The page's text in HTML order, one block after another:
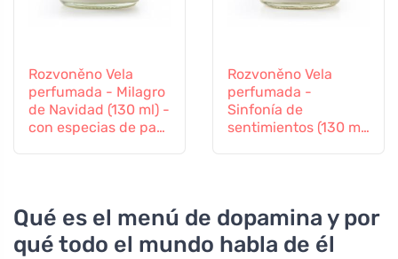
Rozvoněno Vela
perfumada - Milagro
de Navidad (130 ml) -
con especias de pan
Rozvoněno Vela
perfumada -
Sinfonía de
sentimientos (130 ml)
Qué es el menú de dopamina y por
qué todo el mundo habla de él